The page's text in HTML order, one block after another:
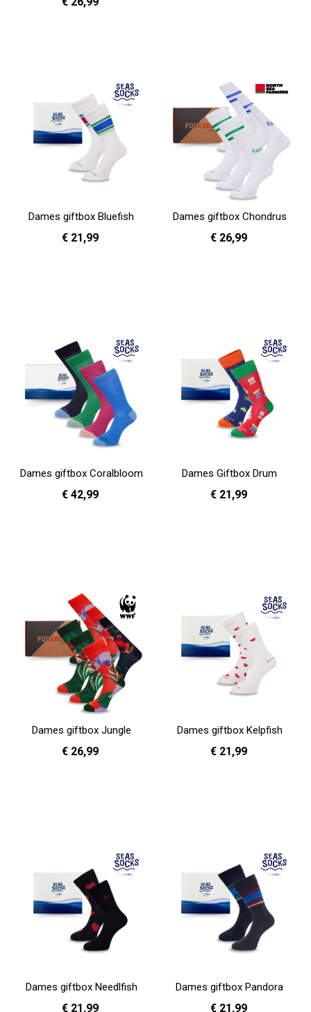
Dames giftbox Bluefish
€ 21,99
Dames giftbox Chondrus
€ 26,99
Dames giftbox Coralbloom
€ 42,99
Dames Giftbox Drum
€ 21,99
Dames giftbox Jungle
€ 26,99
Dames giftbox Kelpfish
€ 21,99
Dames giftbox Needlfish
€ 21,99
Dames giftbox Pandora
€ 21,99